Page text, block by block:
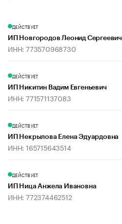
ДЕЙСТВУЕТ
ИП Новгородов Леонид Сергеевич
ИНН: 773570968730
ДЕЙСТВУЕТ
ИП Никитин Вадим Евгеньевич
ИНН: 771571137083
ДЕЙСТВУЕТ
ИП Некрылова Елена Эдуардовна
ИНН: 165715643514
ДЕЙСТВУЕТ
ИП Ница Анжела Ивановна
ИНН: 772374462512